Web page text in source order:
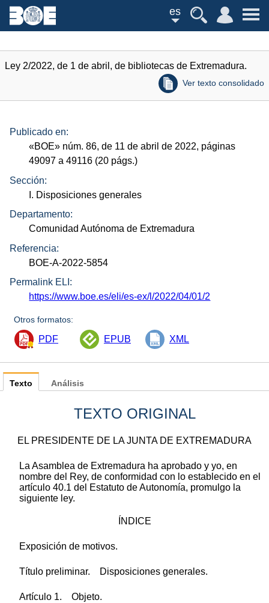
es
Ley 2/2022, de 1 de abril, de bibliotecas de Extremadura.
Ver texto consolidado
Publicado en:
«BOE» núm. 86, de 11 de abril de 2022, páginas
49097 a 49116 (20 págs.)
Sección:
I. Disposiciones generales
Departamento:
Comunidad Autónoma de Extremadura
Referencia:
BOE-A-2022-5854
Permalink ELI:
https://www.boe.es/eli/es-ex/l/2022/04/01/2
Otros formatos:
PDF EPUB XML
Texto
TEXTO ORIGINAL
EL PRESIDENTE DE LA JUNTA DE EXTREMADURA
La Asamblea de Extremadura ha aprobado y yo, en
nombre del Rey, de conformidad con lo establecido en el
artículo 40.1 del Estatuto de Autonomía, promulgo la
siguiente ley.
ÍNDICE
Exposición de motivos.
Título preliminar. Disposiciones generales.
Artículo 1. Objeto.
Análisis